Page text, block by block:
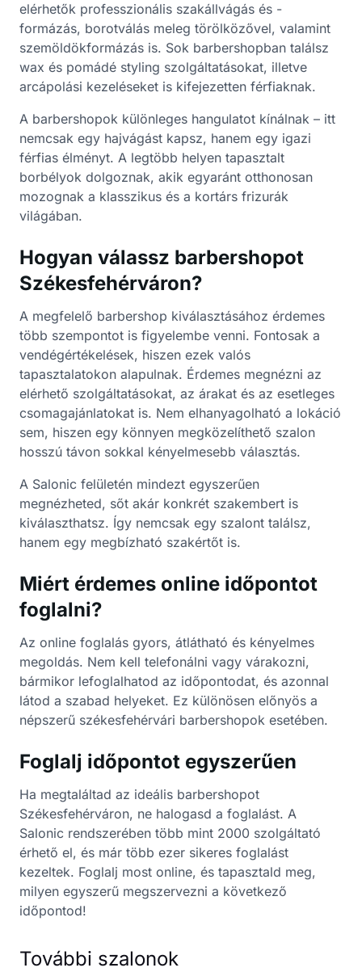
elérhetők professzionális szakállvágás és -
formázás, borotválás meleg törölközővel, valamint
szemöldökformázás is. Sok barbershopban találsz
wax és pomádé styling szolgáltatásokat, illetve
arcápolási kezeléseket is kifejezetten férfiaknak.
A barbershopok különleges hangulatot kínálnak – itt
nemcsak egy hajvágást kapsz, hanem egy igazi
férfias élményt. A legtöbb helyen tapasztalt
borbélyok dolgoznak, akik egyaránt otthonosan
mozognak a klasszikus és a kortárs frizurák
világában.
Hogyan válassz barbershopot
Székesfehérváron?
A megfelelő barbershop kiválasztásához érdemes
több szempontot is figyelembe venni. Fontosak a
vendégértékelések, hiszen ezek valós
tapasztalatokon alapulnak. Érdemes megnézni az
elérhető szolgáltatásokat, az árakat és az esetleges
csomagajánlatokat is. Nem elhanyagolható a lokáció
sem, hiszen egy könnyen megközelíthető szalon
hosszú távon sokkal kényelmesebb választás.
A Salonic felületén mindezt egyszerűen
megnézheted, sőt akár konkrét szakembert is
kiválaszthatsz. Így nemcsak egy szalont találsz,
hanem egy megbízható szakértőt is.
Miért érdemes online időpontot
foglalni?
Az online foglalás gyors, átlátható és kényelmes
megoldás. Nem kell telefonálni vagy várakozni,
bármikor lefoglalhatod az időpontodat, és azonnal
látod a szabad helyeket. Ez különösen előnyös a
népszerű székesfehérvári barbershopok esetében.
Foglalj időpontot egyszerűen
Ha megtaláltad az ideális barbershopot
Székesfehérváron, ne halogasd a foglalást. A
Salonic rendszerében több mint 2000 szolgáltató
érhető el, és már több ezer sikeres foglalást
kezeltek. Foglalj most online, és tapasztald meg,
milyen egyszerű megszervezni a következő
időpontod!
További szalonok